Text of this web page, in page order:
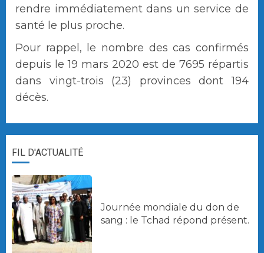
rendre immédiatement dans un service de
santé le plus proche.
Pour rappel, le nombre des cas confirmés
depuis le 19 mars 2020 est de 7695 répartis
dans vingt-trois (23) provinces dont 194
décès.
FIL D'ACTUALITÉ
Journée mondiale du don de
sang : le Tchad répond présent.